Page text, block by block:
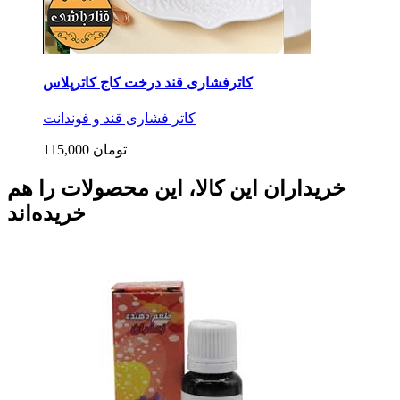
کاترفشاری قند درخت کاج کاترپلاس
کاتر فشاری قند و فوندانت
115,000 تومان
خریداران این کالا، این محصولات را هم
خریده‌اند